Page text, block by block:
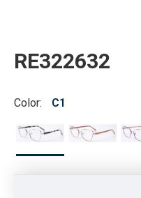
RE322632
Color: C1